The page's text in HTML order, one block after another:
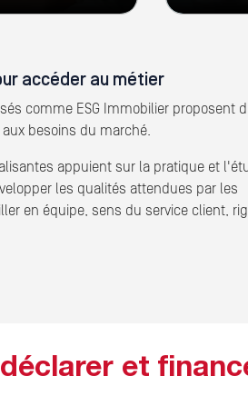
accéder au métier
comme ESG Immobilier proposent
besoins du marché.
appuient sur la pratique et
les qualités attendues par les
en équipe, sens du service client,
et